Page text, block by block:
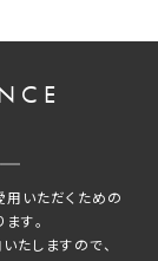
用いただくための
す。
たしますので、